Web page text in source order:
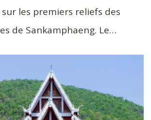
les premiers reliefs des
de Sankamphaeng. Le…